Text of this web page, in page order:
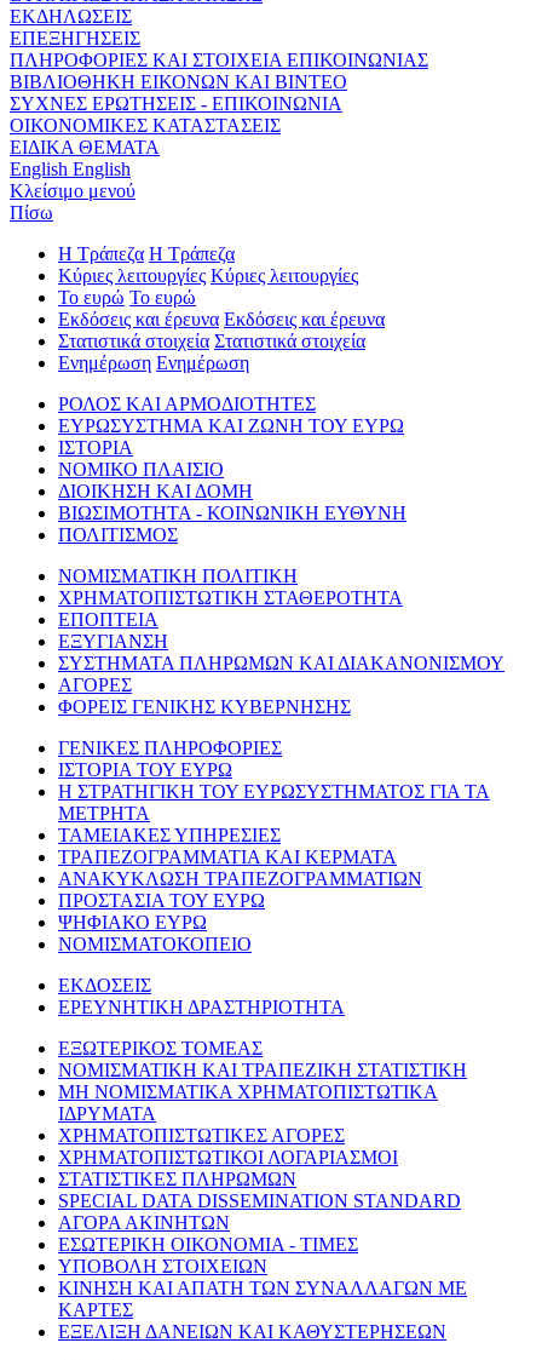
ΕΚΔΗΛΩΣΕΙΣ
ΕΠΕΞΗΓΗΣΕΙΣ
ΠΛΗΡΟΦΟΡΙΕΣ ΚΑΙ ΣΤΟΙΧΕΙΑ ΕΠΙΚΟΙΝΩΝΙΑΣ
ΒΙΒΛΙΟΘΗΚΗ ΕΙΚΟΝΩΝ ΚΑΙ ΒΙΝΤΕΟ
ΣΥΧΝΕΣ ΕΡΩΤΗΣΕΙΣ - ΕΠΙΚΟΙΝΩΝΙΑ
ΟΙΚΟΝΟΜΙΚΕΣ ΚΑΤΑΣΤΑΣΕΙΣ
ΕΙΔΙΚΑ ΘΕΜΑΤΑ
English English
Κλείσιμο μενού
Πίσω
Η Τράπεζα Η Τράπεζα
Κύριες λειτουργίες Κύριες λειτουργίες
Το ευρώ Το ευρώ
Εκδόσεις και έρευνα Εκδόσεις και έρευνα
Στατιστικά στοιχεία Στατιστικά στοιχεία
Ενημέρωση Ενημέρωση
ΡΟΛΟΣ ΚΑΙ ΑΡΜΟΔΙΟΤΗΤΕΣ
ΕΥΡΩΣΥΣΤΗΜΑ ΚΑΙ ΖΩΝΗ ΤΟΥ ΕΥΡΩ
ΙΣΤΟΡΙΑ
ΝΟΜΙΚΟ ΠΛΑΙΣΙΟ
ΔΙΟΙΚΗΣΗ ΚΑΙ ΔΟΜΗ
ΒΙΩΣΙΜΟΤΗΤΑ - ΚΟΙΝΩΝΙΚΗ ΕΥΘΥΝΗ
ΠΟΛΙΤΙΣΜΟΣ
ΝΟΜΙΣΜΑΤΙΚΗ ΠΟΛΙΤΙΚΗ
ΧΡΗΜΑΤΟΠΙΣΤΩΤΙΚΗ ΣΤΑΘΕΡΟΤΗΤΑ
ΕΠΟΠΤΕΙΑ
ΕΞΥΓΙΑΝΣΗ
ΣΥΣΤΗΜΑΤΑ ΠΛΗΡΩΜΩΝ ΚΑΙ ΔΙΑΚΑΝΟΝΙΣΜΟΥ
ΑΓΟΡΕΣ
ΦΟΡΕΙΣ ΓΕΝΙΚΗΣ ΚΥΒΕΡΝΗΣΗΣ
ΓΕΝΙΚΕΣ ΠΛΗΡΟΦΟΡΙΕΣ
ΙΣΤΟΡΙΑ ΤΟΥ ΕΥΡΩ
Η ΣΤΡΑΤΗΓΙΚΗ ΤΟΥ ΕΥΡΩΣΥΣΤΗΜΑΤΟΣ ΓΙΑ ΤΑ
ΜΕΤΡΗΤΑ
ΤΑΜΕΙΑΚΕΣ ΥΠΗΡΕΣΙΕΣ
ΤΡΑΠΕΖΟΓΡΑΜΜΑΤΙΑ ΚΑΙ ΚΕΡΜΑΤΑ
ΑΝΑΚΥΚΛΩΣΗ ΤΡΑΠΕΖΟΓΡΑΜΜΑΤΙΩΝ
ΠΡΟΣΤΑΣΙΑ ΤΟΥ ΕΥΡΩ
ΨΗΦΙΑΚΟ ΕΥΡΩ
ΝΟΜΙΣΜΑΤΟΚΟΠΕΙΟ
ΕΚΔΟΣΕΙΣ
ΕΡΕΥΝΗΤΙΚΗ ΔΡΑΣΤΗΡΙΟΤΗΤΑ
ΕΞΩΤΕΡΙΚΟΣ ΤΟΜΕΑΣ
ΝΟΜΙΣΜΑΤΙΚΗ ΚΑΙ ΤΡΑΠΕΖΙΚΗ ΣΤΑΤΙΣΤΙΚΗ
ΜΗ ΝΟΜΙΣΜΑΤΙΚΑ ΧΡΗΜΑΤΟΠΙΣΤΩΤΙΚΑ
ΙΔΡΥΜΑΤΑ
ΧΡΗΜΑΤΟΠΙΣΤΩΤΙΚΕΣ ΑΓΟΡΕΣ
ΧΡΗΜΑΤΟΠΙΣΤΩΤΙΚΟΙ ΛΟΓΑΡΙΑΣΜΟΙ
ΣΤΑΤΙΣΤΙΚΕΣ ΠΛΗΡΩΜΩΝ
SPECIAL DATA DISSEMINATION STANDARD
ΑΓΟΡΑ ΑΚΙΝΗΤΩΝ
ΕΣΩΤΕΡΙΚΗ ΟΙΚΟΝΟΜΙΑ - ΤΙΜΕΣ
ΥΠΟΒΟΛΗ ΣΤΟΙΧΕΙΩΝ
ΚΙΝΗΣΗ ΚΑΙ ΑΠΑΤΗ ΤΩΝ ΣΥΝΑΛΛΑΓΩΝ ΜΕ
ΚΑΡΤΕΣ
ΕΞΕΛΙΞΗ ΔΑΝΕΙΩΝ ΚΑΙ ΚΑΘΥΣΤΕΡΗΣΕΩΝ